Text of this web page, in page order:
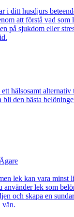
i ditt husdjurs
att förstå vad som
på sjukdom eller
hälsosamt
den bästa
lek kan vara minst
använder lek som
och skapa en
vän.